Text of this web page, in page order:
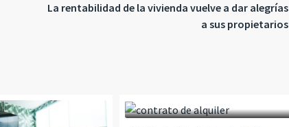
La rentabilidad de la vivienda vuelve a dar alegrías
a sus propietarios